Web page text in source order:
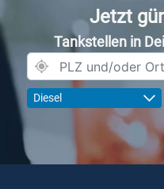
Jetzt
Tankstellen in
Diesel